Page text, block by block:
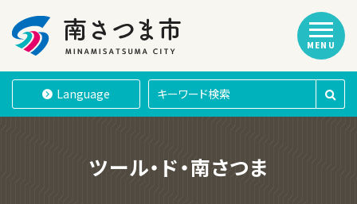
南さつま市
Language
MENU
ツール・ド・南さつま